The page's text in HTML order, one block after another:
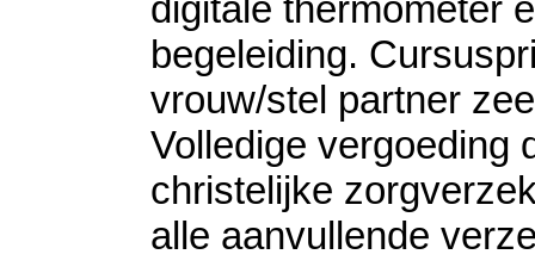
digitale thermometer
begeleiding.
vrouw/stel partner
Volledige vergoeding
christelijke
alle aanvullende